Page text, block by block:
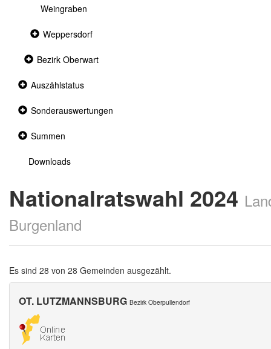
Weingraben
Collapsed
section
Weppersdorf
Collapsed
Bezirk Oberwart
Collapsed
Auszählstatus
Collapsed
Sonderauswertungen
Collapsed
Summen
Downloads
Nationalratswahl 2024
Burgenland
Es sind 28 von 28 Gemeinden ausgezählt.
OT. LUTZMANNSBURG Bezirk Oberpullendorf